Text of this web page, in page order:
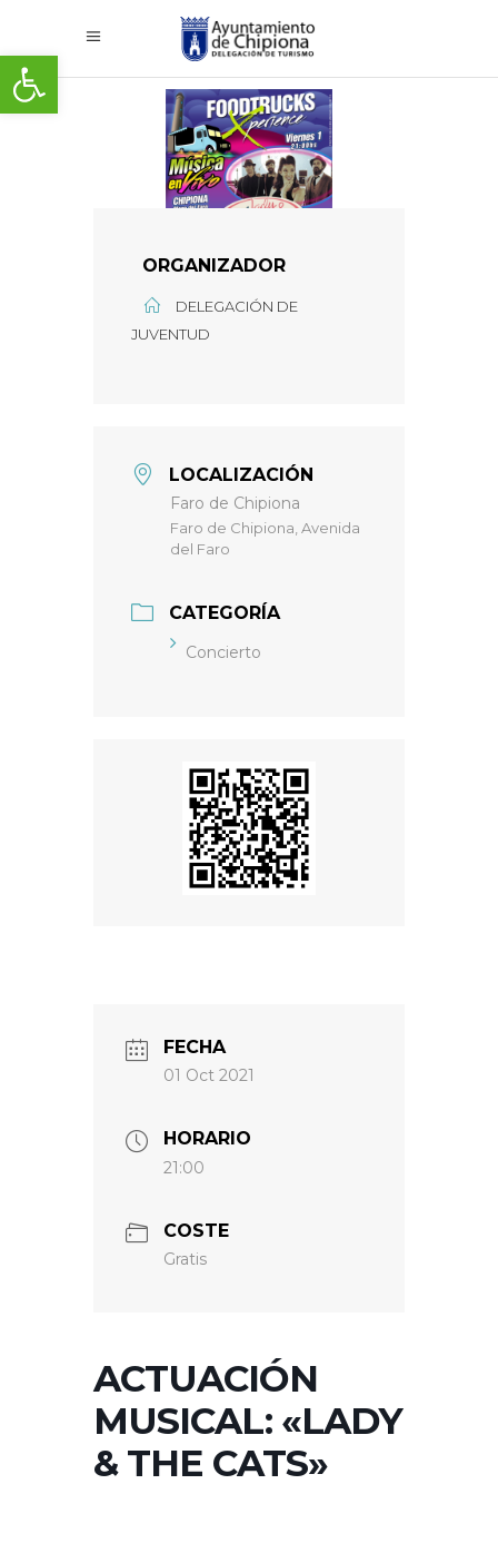
Abrir barra de herramientas
ORGANIZADOR
DELEGACIÓN DE
JUVENTUD
LOCALIZACIÓN
Faro de Chipiona
Faro de Chipiona, Avenida
del Faro
CATEGORÍA
Concierto
FECHA
01 Oct 2021
HORARIO
21:00
COSTE
Gratis
ACTUACIÓN
MUSICAL: «LADY
& THE CATS»